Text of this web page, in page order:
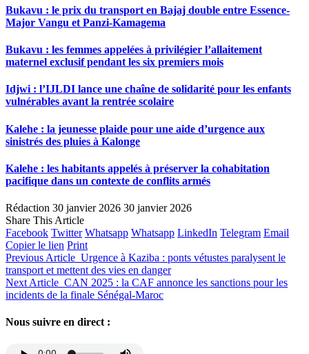
Bukavu : le prix du transport en Bajaj double entre Essence-
Major Vangu et Panzi-Kamagema
Bukavu : les femmes appelées à privilégier l’allaitement
maternel exclusif pendant les six premiers mois
Idjwi : l’IJLDI lance une chaîne de solidarité pour les enfants
vulnérables avant la rentrée scolaire
Kalehe : la jeunesse plaide pour une aide d’urgence aux
sinistrés des pluies à Kalonge
Kalehe : les habitants appelés à préserver la cohabitation
pacifique dans un contexte de conflits armés
Rédaction 30 janvier 2026 30 janvier 2026
Share This Article
Facebook Twitter Whatsapp Whatsapp LinkedIn Telegram Email
Copier le lien Print
Previous Article Urgence à Kaziba : ponts vétustes paralysent le
transport et mettent des vies en danger
Next Article CAN 2025 : la CAF annonce les sanctions pour les
incidents de la finale Sénégal-Maroc
Nous suivre en direct :